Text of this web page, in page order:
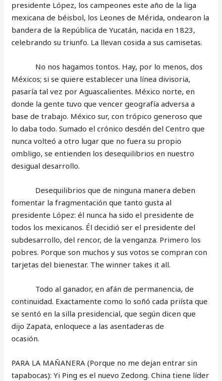
presidente López, los campeones este año de la liga
mexicana de béisbol, los Leones de Mérida, ondearon la
bandera de la República de Yucatán, nacida en 1823,
celebrando su triunfo. La llevan cosida a sus camisetas.
No nos hagamos tontos. Hay, por lo menos, dos
Méxicos; si se quiere establecer una línea divisoria,
pasaría tal vez por Aguascalientes. México norte, en
donde la gente tuvo que vencer geografía adversa a
base de trabajo. México sur, con trópico generoso que
lo daba todo. Sumado el crónico desdén del Centro que
nunca volteó a otro lugar que no fuera su propio
ombligo, se entienden los desequilibrios en nuestro
desigual desarrollo.
Desequilibrios que de ninguna manera deben
fomentar la fragmentación que tanto gusta al
presidente López: él nunca ha sido el presidente de
todos los mexicanos. Él decidió ser el presidente del
subdesarrollo, del rencor, de la venganza. Primero los
pobres. Porque son muchos y sus votos se compran con
tarjetas del bienestar. The winner takes it all.
Todo al ganador, en afán de permanencia, de
continuidad. Exactamente como lo soñó cada priísta que
se sentó en la silla presidencial, que según dicen que
dijo Zapata, enloquece a las asentaderas de
ocasión.
PARA LA MAÑANERA (Porque no me dejan entrar sin
tapabocas): Yi Ping es el nuevo Zedong. China tiene líder